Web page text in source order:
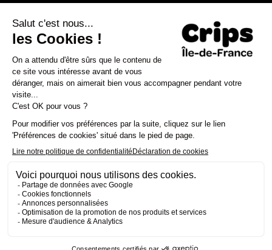
santé, ainsi que dans la lutte contre le VIH/sida.
Appel d'offres Contactez-nous
Presse Nous rejoindre
2026
Mentions légales
Politique de cookies et de confidentialité
Préférences Cookies